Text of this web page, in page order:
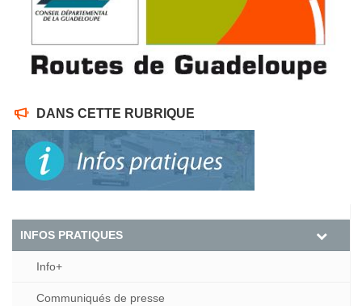
DANS CETTE RUBRIQUE
INFOS PRATIQUES
Info+
Communiqués de presse